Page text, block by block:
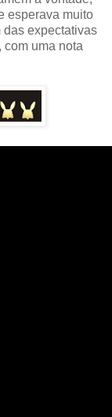
esperava muito
das expectativas
uma nota